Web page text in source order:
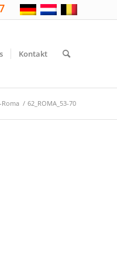
Kontakt
Roma / 62_ROMA_53-70